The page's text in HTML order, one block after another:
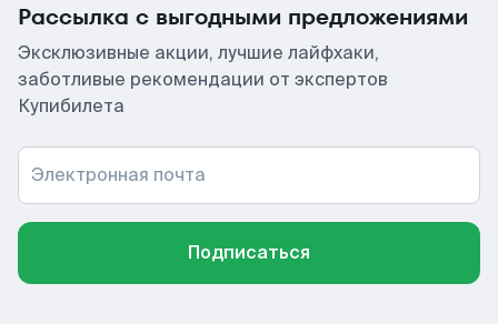
Рассылка с выгодными предложениями
Эксклюзивные акции, лучшие лайфхаки,
заботливые рекомендации от экспертов
Купибилета
Электронная почта
Подписаться